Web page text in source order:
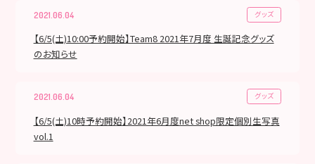
2021.06.04 グッズ
【6/5(土)10:00予約開始】Team8 2021年7月度 生誕記念グッズ
のお知らせ
2021.06.04 グッズ
【6/5(土)10時予約開始】2021年6月度net shop限定個別生写真
vol.1